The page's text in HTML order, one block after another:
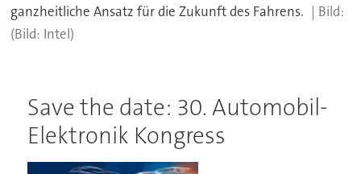
ganzheitliche Ansatz für die Zukunft des Fahrens.
(Bild: Intel)
Save the date: 30. Automobil-
Elektronik Kongress